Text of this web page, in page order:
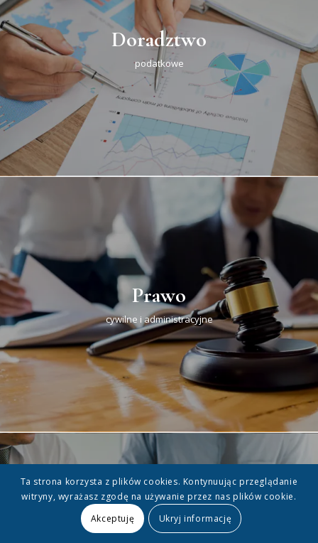
Doradztwo
podatkowe
Prawo
cywilne i administracyjne
Ta strona korzysta z plików cookies. Kontynuując przeglądanie
witryny, wyrażasz zgodę na używanie przez nas plików cookie.
Akceptuję
Ukryj informację